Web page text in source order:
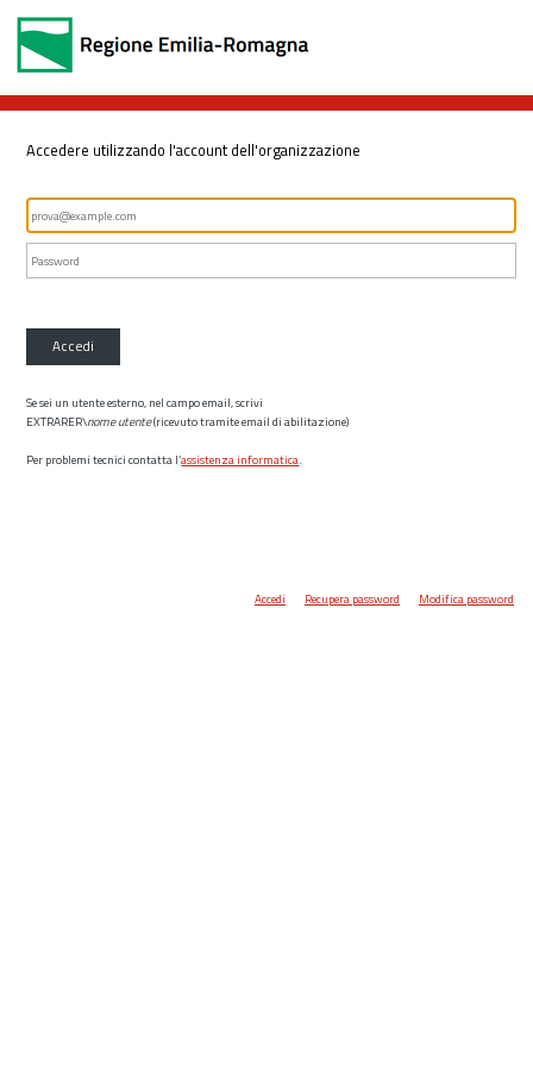
Accedere utilizzando l'account dell'organizzazione
Accedi
Se sei un utente esterno, nel campo email, scrivi
EXTRARER\nome utente(ricevuto tramite email di abilitazione)
Per problemi tecnici contatta l’assistenza informatica.
Accedi Recupera password Modifica password